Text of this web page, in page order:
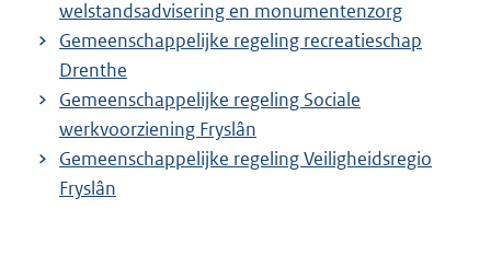
welstandsadvisering en monumentenzorg
Gemeenschappelijke regeling recreatieschap
Drenthe
Gemeenschappelijke regeling Sociale
werkvoorziening Fryslân
Gemeenschappelijke regeling Veiligheidsregio
Fryslân